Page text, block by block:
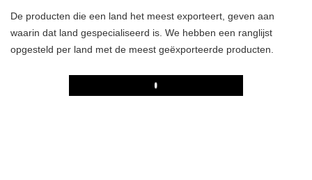
De producten die een land het meest exporteert, geven aan
waarin dat land gespecialiseerd is. We hebben een ranglijst
opgesteld per land met de meest geëxporteerde producten.
Play